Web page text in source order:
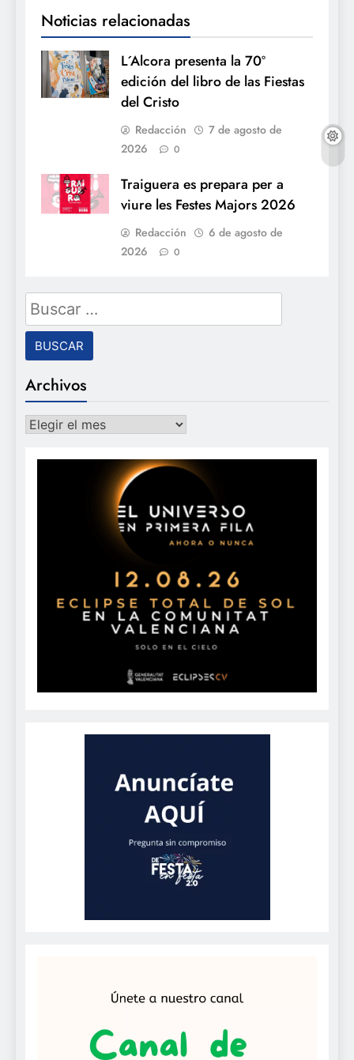
Noticias relacionadas
L´Alcora presenta la 70º
edición del libro de las Fiestas
del Cristo
Redacción
7 de agosto de
2026
0
Traiguera es prepara per a
viure les Festes Majors 2026
Redacción
6 de agosto de
2026
0
Buscar:
Archivos
Archivos